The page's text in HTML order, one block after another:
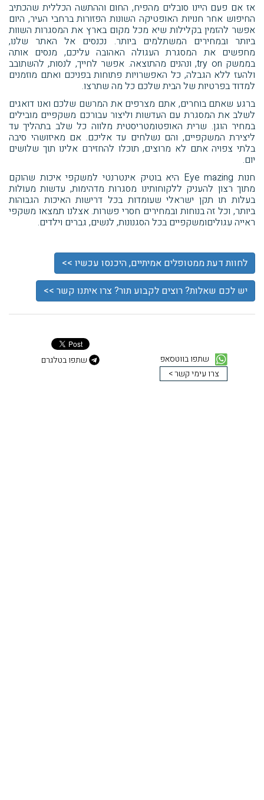
אז אם פעם היינו סובלים מהפיח, החום וההתשה הכללית שהכתיב
החיפוש אחר חנויות האופטיקה השונות הפזורות ברחבי העיר, היום
אפשר להזמין בקלילות שיא מכל מקום בארץ את המסגרות השוות
ביותר ובמחירים המשתלמים ביותר. נכנסים אל האתר שלנו,
מחפשים את המסגרת העגולה האהובה עליכם, מנסים אותה
בממשק try on, ונהנים מהתוצאה. אפשר לחייך, לנסות, להשתובב
ולהעז ללא הגבלה, כל האפשרויות פתוחות בפניכם ואתם מוזמנים
למדוד בפרטיות של הבית שלכם כל מה שתרצו.
ברגע שאתם בוחרים, אתם מצרפים את המרשם שלכם ואנו דואגים
לשלב את המסגרת עם העדשות וליצור עבורכם משקפיים מובילים
במחיר הוגן. שרית האופטומטריסטית מלווה כל שלב בתהליך עד
ליצירת המשקפיים, והם נשלחים עד אליכם. אם מאיזושהי סיבה
בלתי צפויה אתם לא מרוצים, תוכלו להחזירם אלינו תוך שלושים
יום.
חנות Eye mazing היא בוטיק אינטרנטי למשקפי איכות שהוקם
מתוך רצון להעניק ללקוחותינו מסגרות מדהימות, עדשות מעולות
בעלות תו תקן ישראלי שעומדות בכל דרישות האיכות הגבוהות
ביותר, וכל זה בנוחות ובמחירים חסרי פשרות. אצלנו תמצאו משקפי
ראייה עגוליםומשקפיים בכל הסגנונות, לנשים, גברים וילדים.
לחוות דעת ממטופלים אמיתיים, היכנסו עכשיו >>
יש לכם שאלות? רוצים לקבוע תור? צרו איתנו קשר >>
שתפו בווטסאפ
שתפו בטלגרם
צרו עימי קשר >